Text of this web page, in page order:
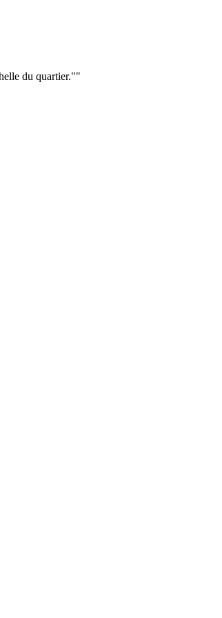
du quartier.""